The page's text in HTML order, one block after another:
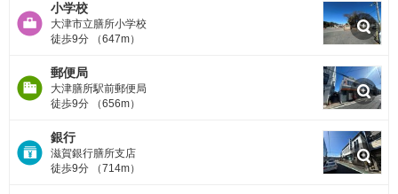
小学校
大津市立膳所小学校
徒歩9分 （647m）
郵便局
大津膳所駅前郵便局
徒歩9分 （656m）
銀行
滋賀銀行膳所支店
徒歩9分 （714m）